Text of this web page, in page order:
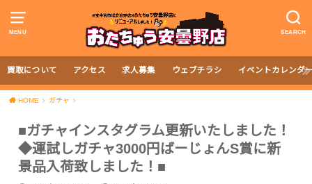
MENU SEARCH
買取について アクセス 求人募集 ウェブチラシ イベントカレンダ
HOME ガチャ
■ガチャインスタグラム更新いたしました！
◆運試しガチャ3000円ばーじょんS賞に新
景品入荷致しました！■